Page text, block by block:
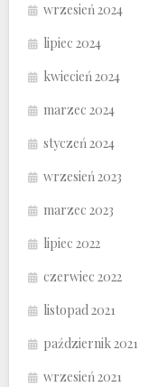
wrzesień 2024
lipiec 2024
kwiecień 2024
marzec 2024
styczeń 2024
wrzesień 2023
marzec 2023
lipiec 2022
czerwiec 2022
listopad 2021
październik 2021
wrzesień 2021